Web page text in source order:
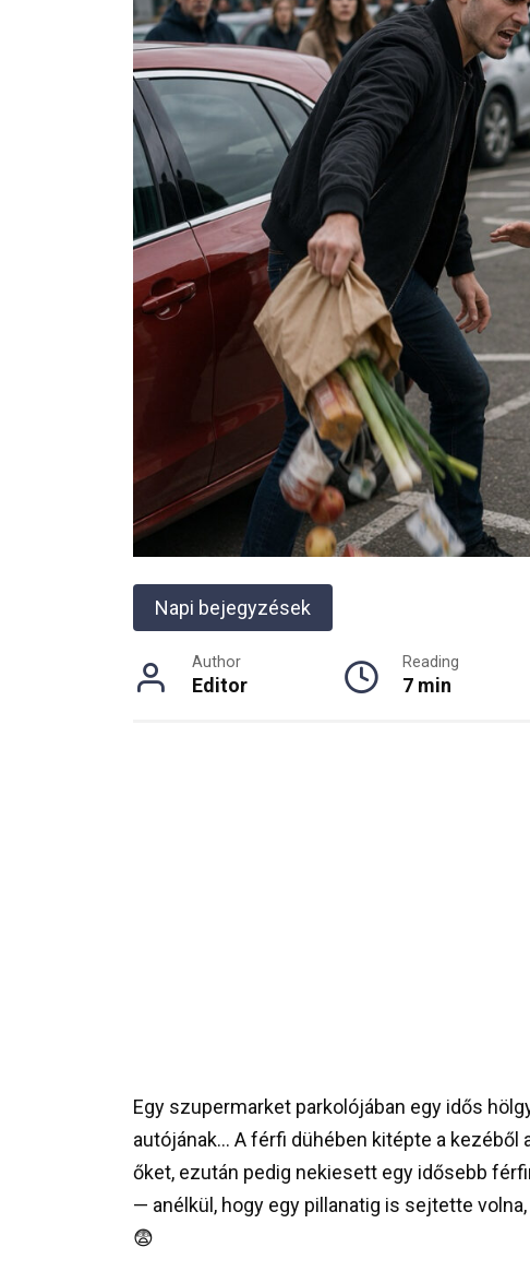
Napi bejegyzések
Author
Editor
Reading
7 min
Egy szupermarket parkolójában egy idős
autójának… A férfi dühében kitépte a kezéből
őket, ezután pedig nekiesett egy idősebb
— anélkül, hogy egy pillanatig is sejtette
😨